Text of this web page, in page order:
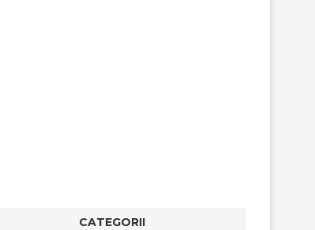
CATEGORII